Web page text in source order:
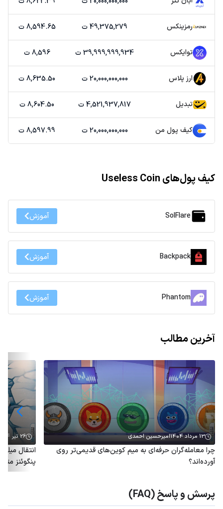
رمزینکس 49,375,279 ت 8,594.65 ت
توایکس 39,999,999,934 ت 8,596 ت
ارز پلاس 20,000,000,000 ت 8,635.50 ت
تبدیل 4,521,937,817 ت 8,604.50 ت
کیف پول من 20,000,000,000 ت 8,597.99 ت
کیف پول‌های Useless Coin
SolFlare آموزش
Backpack آموزش
Phantom آموزش
آخرین مطالب
13 مرداد 1404 امیرحسین احمدی
چرا معامله‌گران حرفه‌ای به میم کوین‌های قدیمی‌تر روی
آورده‌اند؟
26 تیر 1404
پنگوئنز
پرسش و پاسخ (FAQ)